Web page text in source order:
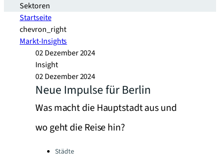
Sektoren​
Startseite
chevron_right
Markt-Insights
02 Dezember 2024
Insight
02 Dezember 2024
Neue Impulse für Berlin
Was macht die Hauptstadt aus und
wo geht die Reise hin?
Categories:
Städte